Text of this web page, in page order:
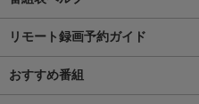
リモート録画予約ガイド
おすすめ番組